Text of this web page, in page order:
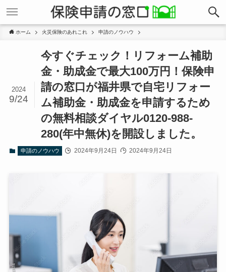
ホーム 火災保険のあれこれ 申請のノウハウ
今すぐチェック！リフォーム補助
金・助成金で最大100万円！保険申
請の窓口が福井県で自宅リフォー
ム補助金・助成金を申請するため
の無料相談ダイヤル0120-988-
280(年中無休)を開設しました。
2024
9/24
申請のノウハウ 2024年9月24日 2024年9月24日